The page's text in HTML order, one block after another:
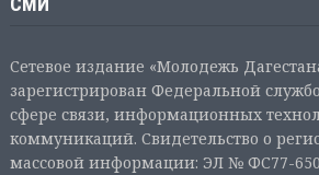
Сетевое издание «Молодежь
зарегистрирован Федеральной
сфере связи, информационных
коммуникаций. Свидетельство о
массовой информации: ЭЛ № ФС77-